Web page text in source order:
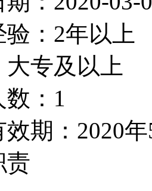
：2年以上
大专及以上
：1
期：2020
责